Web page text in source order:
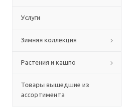
Услуги
Зимняя коллекция
Растения и кашпо
Товары вышедшие из
ассортимента